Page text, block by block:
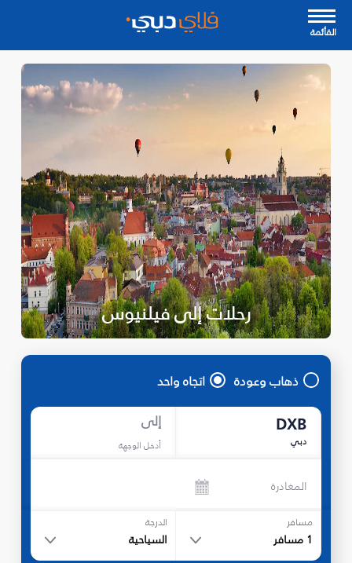
القأئمة
رحلات إلى فيلنيوس
ذهاب وعودة اتجاه واحد
DXB
دبي
إلى
أدخل الوجهة
المغادرة
مسافر
1 مسافر
الدرجة
السياحية